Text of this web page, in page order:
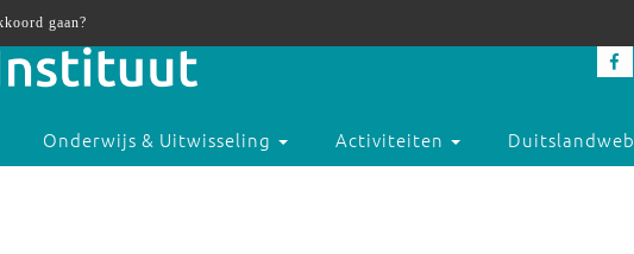
Onderwijs & Uitwisseling Activiteiten Duitslandweb
gaan?